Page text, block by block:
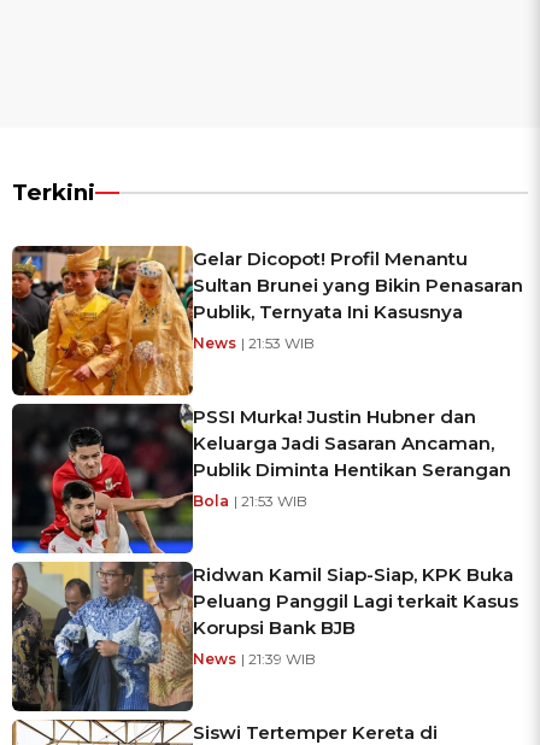
Terkini
Gelar Dicopot! Profil Menantu
Sultan Brunei yang Bikin Penasaran
Publik, Ternyata Ini Kasusnya
News | 21:53 WIB
PSSI Murka! Justin Hubner dan
Keluarga Jadi Sasaran Ancaman,
Publik Diminta Hentikan Serangan
Bola | 21:53 WIB
Ridwan Kamil Siap-Siap, KPK Buka
Peluang Panggil Lagi terkait Kasus
Korupsi Bank BJB
News | 21:39 WIB
Siswi Tertemper Kereta di